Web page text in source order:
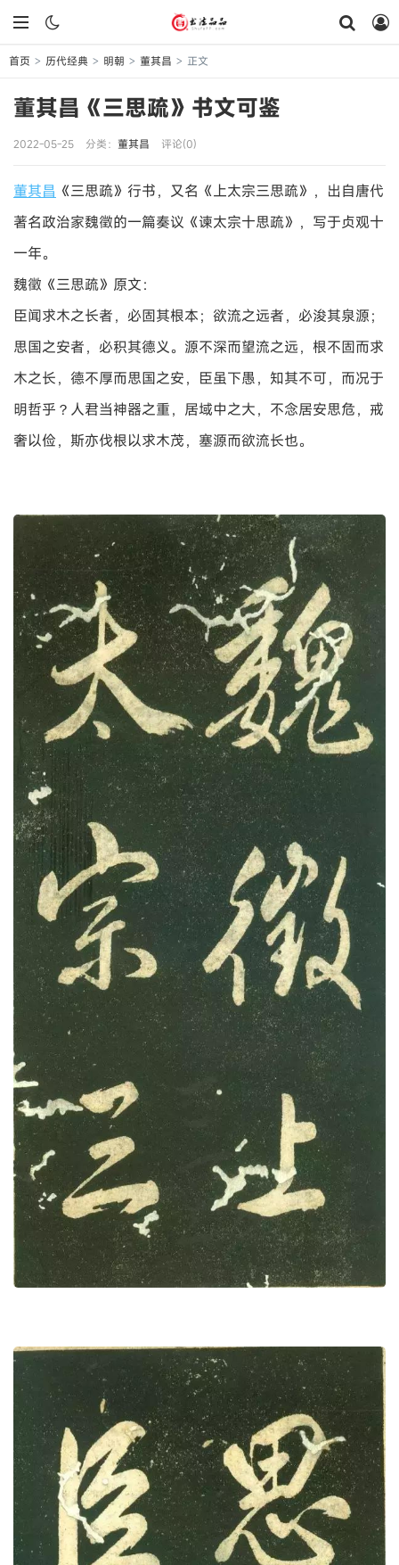
首页 > 历代经典 > 明朝 > 董其昌 > 正文
董其昌《三思疏》书文可鉴
2022-05-25 分类： 董其昌 评论(0)
董其昌 《三思疏》行书，又名《上太宗三思疏》，出自唐代
著名政治家魏徵的一篇奏议《谏太宗十思疏》，写于贞观十
一年。
魏徵《三思疏》原文：
臣闻求木之长者，必固其根本；欲流之远者，必浚其泉源；
思国之安者，必积其德义。源不深而望流之远，根不固而求
木之长，德不厚而思国之安，臣虽下愚，知其不可，而况于
明哲乎？人君当神器之重，居域中之大，不念居安思危，戒
奢以俭，斯亦伐根以求木茂，塞源而欲流长也。